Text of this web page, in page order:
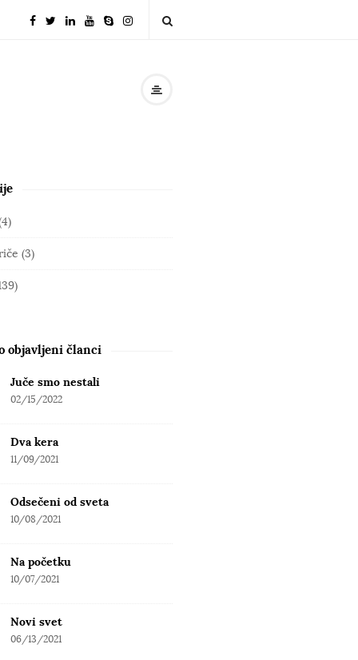
(3)
objavljeni članci
Juče smo nestali
02/15/2022
Dva kera
11/09/2021
Odsečeni od sveta
10/08/2021
Na početku
10/07/2021
Novi svet
06/13/2021